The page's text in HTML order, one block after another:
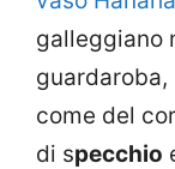
galleggiano
come del
di specchio